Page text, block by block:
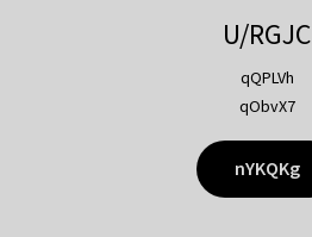
U/RGJC
qQPLVh
qObvX7
nYKQKg